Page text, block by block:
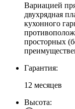
Вариацией
двухрядная
кухонного
просторных
Гарантия:
12 месяцев
Высота: